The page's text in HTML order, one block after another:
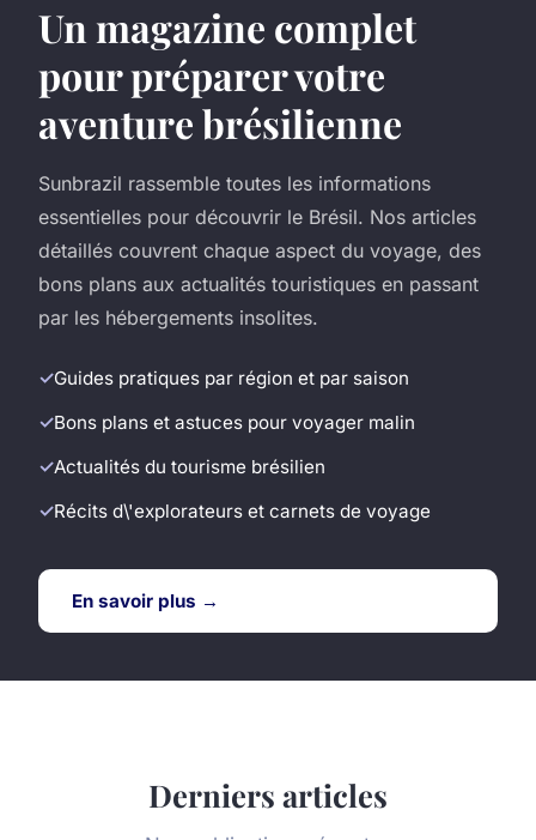
Un magazine complet
pour préparer votre
aventure brésilienne
Sunbrazil rassemble toutes les informations
essentielles pour découvrir le Brésil. Nos articles
détaillés couvrent chaque aspect du voyage, des
bons plans aux actualités touristiques en passant
par les hébergements insolites.
Guides pratiques par région et par saison
Bons plans et astuces pour voyager malin
Actualités du tourisme brésilien
Récits d\'explorateurs et carnets de voyage
En savoir plus →
Derniers articles